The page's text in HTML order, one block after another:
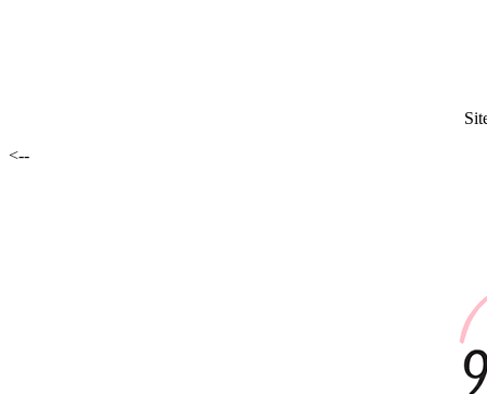
<--